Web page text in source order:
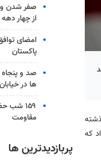
که
صفر شدن
از چهار دهه
امضای
پاکستان
صد و
ها در خیابان
۱۵۹ شب
مقاومت
پربازدیدترین ها